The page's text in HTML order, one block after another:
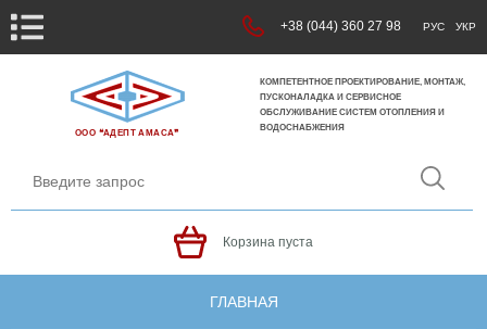
+38 (044) 360 27 98 РУС УКР
ООО ❝АДЕПТ АМАСА❞
КОМПЕТЕНТНОЕ ПРОЕКТИРОВАНИЕ, МОНТАЖ,
ПУСКОНАЛАДКА И СЕРВИСНОЕ
ОБСЛУЖИВАНИЕ СИСТЕМ ОТОПЛЕНИЯ И
ВОДОСНАБЖЕНИЯ
Корзина пуста
ГЛАВНАЯ